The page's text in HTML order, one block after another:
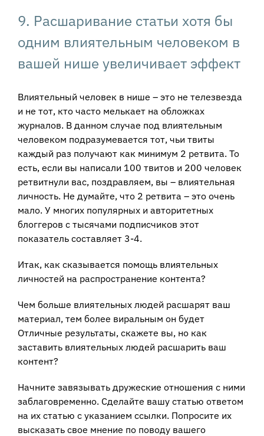
9. Расшаривание статьи хотя бы
одним влиятельным человеком в
вашей нише увеличивает эффект
Влиятельный человек в нише – это не телезвезда
и не тот, кто часто мелькает на обложках
журналов. В данном случае под влиятельным
человеком подразумевается тот, чьи твиты
каждый раз получают как минимум 2 ретвита. То
есть, если вы написали 100 твитов и 200 человек
ретвитнули вас, поздравляем, вы – влиятельная
личность. Не думайте, что 2 ретвита – это очень
мало. У многих популярных и авторитетных
блоггеров с тысячами подписчиков этот
показатель составляет 3-4.
Итак, как сказывается помощь влиятельных
личностей на распространение контента?
Чем больше влиятельных людей расшарят ваш
материал, тем более виральным он будет
Отличные результаты, скажете вы, но как
заставить влиятельных людей расшарить ваш
контент?
Начните завязывать дружеские отношения с ними
заблаговременно. Сделайте вашу статью ответом
на их статью с указанием ссылки. Попросите их
высказать свое мнение по поводу вашего